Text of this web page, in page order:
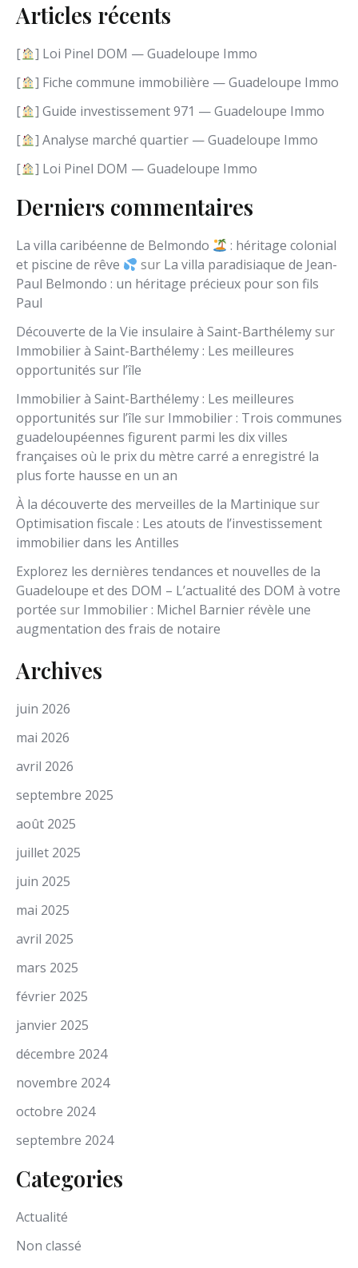
n
l
a
n
u
Articles récents
[
] Loi Pinel DOM — Guadeloupe Immo
[
] Fiche commune immobilière — Guadeloupe Immo
[
] Guide investissement 971 — Guadeloupe Immo
[
] Analyse marché quartier — Guadeloupe Immo
[
] Loi Pinel DOM — Guadeloupe Immo
Derniers commentaires
La villa caribéenne de Belmondo
: héritage colonial
et piscine de rêve
sur La villa paradisiaque de Jean-
Paul Belmondo : un héritage précieux pour son fils
Paul
Découverte de la Vie insulaire à Saint-Barthélemysur
Immobilier à Saint-Barthélemy : Les meilleures
opportunités sur l’île
Immobilier à Saint-Barthélemy : Les meilleures
opportunités sur l’île sur Immobilier : Trois communes
guadeloupéennes figurent parmi les dix villes
françaises où le prix du mètre carré a enregistré la
plus forte hausse en un an
À la découverte des merveilles de la Martinique sur
Optimisation fiscale : Les atouts de l’investissement
immobilier dans les Antilles
Explorez les dernières tendances et nouvelles de la
Guadeloupe et des DOM – L’actualité des DOM à votre
portée sur Immobilier : Michel Barnier révèle une
augmentation des frais de notaire
Archives
juin 2026
mai 2026
avril 2026
septembre 2025
août 2025
juillet 2025
juin 2025
mai 2025
avril 2025
mars 2025
février 2025
janvier 2025
décembre 2024
novembre 2024
octobre 2024
septembre 2024
Categories
Actualité
Non classé